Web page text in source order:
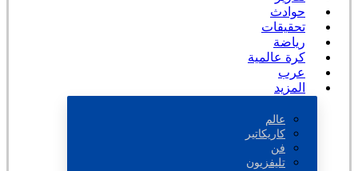
حوادث
تحقيقات
رياضة
كرة عالمية
عرب
المزيد
عالم
كاريكاتير
فن
تليفزيون